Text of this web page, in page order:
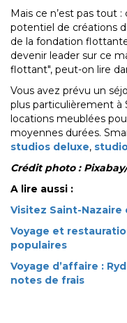
Mais ce n’est pas tout
potentiel de créations
de la fondation
devenir leader sur ce
flottant", peut-on lire
Vous avez prévu un
plus particulièrement à
locations meublées
moyennes durées.
studios deluxe,
Crédit photo :
A lire aussi :
Visitez Saint-
Voyage et
populaires
Voyage d’affaire :
notes de frais